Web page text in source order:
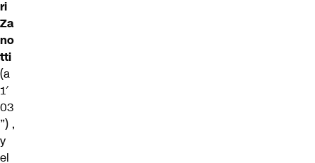
ri
Za
no
tti
(a
1′
03
”) ,
y
el